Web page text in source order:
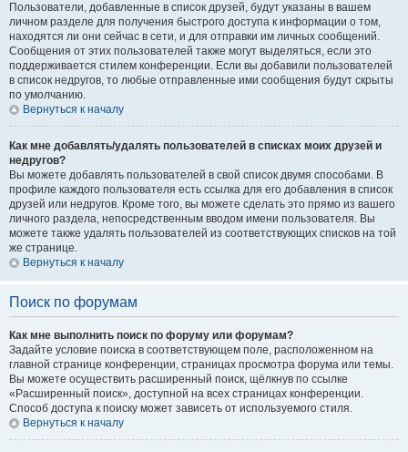
Пользователи, добавленные в список друзей, будут указаны в вашем
личном разделе для получения быстрого доступа к информации о том,
находятся ли они сейчас в сети, и для отправки им личных сообщений.
Сообщения от этих пользователей также могут выделяться, если это
поддерживается стилем конференции. Если вы добавили пользователей
в список недругов, то любые отправленные ими сообщения будут скрыты
по умолчанию.
Вернуться к началу
Как мне добавлять/удалять пользователей в списках моих друзей и
недругов?
Вы можете добавлять пользователей в свой список двумя способами. В
профиле каждого пользователя есть ссылка для его добавления в список
друзей или недругов. Кроме того, вы можете сделать это прямо из вашего
личного раздела, непосредственным вводом имени пользователя. Вы
можете также удалять пользователей из соответствующих списков на той
же странице.
Вернуться к началу
Поиск по форумам
Как мне выполнить поиск по форуму или форумам?
Задайте условие поиска в соответствующем поле, расположенном на
главной странице конференции, страницах просмотра форума или темы.
Вы можете осуществить расширенный поиск, щёлкнув по ссылке
«Расширенный поиск», доступной на всех страницах конференции.
Способ доступа к поиску может зависеть от используемого стиля.
Вернуться к началу